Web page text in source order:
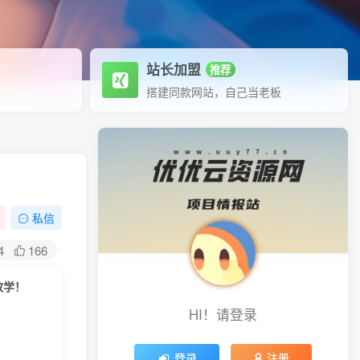
站长加盟 推荐
搭建同款网站，自己当老板
私信
166
！
HI！请登录